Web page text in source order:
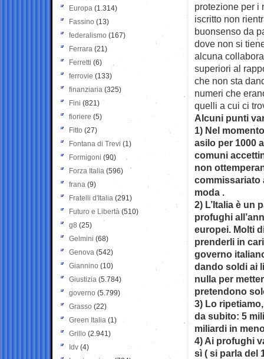
protezione per i
iscritto non
buonsenso da
dove non si
alcuna
superiori al
che non sta
numeri che
quelli a cui ci
Alcuni punti
1) Nel
asilo per 1000
comuni
non
commissariato
moda .
2) L’Italia è un
profughi
europei. Molti
prenderli in
governo
dando soldi ai
nulla per
pretendono
3) Lo
da subito: 5
miliardi in
4) Ai profughi
sì ( si parla del
Europa (1.314)
Fassino (13)
federalismo (167)
Ferrara (21)
Ferretti (6)
ferrovie (133)
finanziaria (325)
Fini (821)
fioriere (5)
Fitto (27)
Fontana di Trevi (1)
Formigoni (90)
Forza Italia (596)
frana (9)
Fratelli d'Italia (291)
Futuro e Libertà (510)
g8 (25)
Gelmini (68)
Genova (542)
Giannino (10)
Giustizia (5.784)
governo (5.799)
Grasso (22)
Green Italia (1)
Grillo (2.941)
Idv (4)